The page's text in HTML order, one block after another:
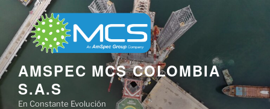
AMSPEC MCS COLOMBIA
S.A.S
En Constante Evolución